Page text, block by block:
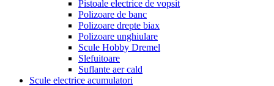
Pistoale electrice de vopsit
Polizoare de banc
Polizoare drepte biax
Polizoare unghiulare
Scule Hobby Dremel
Slefuitoare
Suflante aer cald
Scule electrice acumulatori